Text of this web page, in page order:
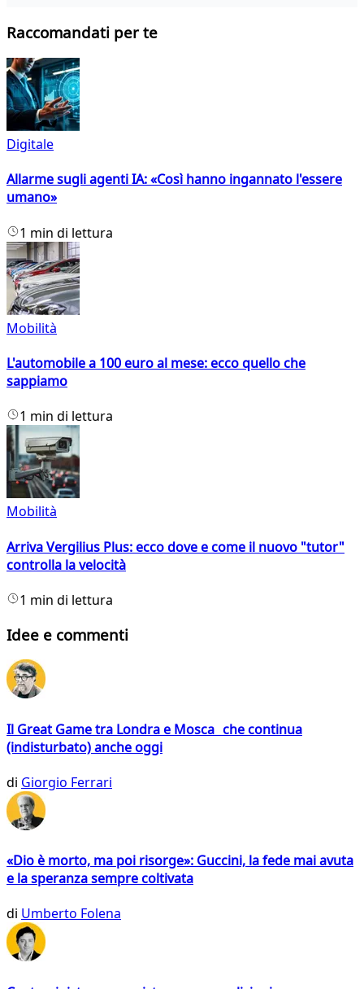
Raccomandati per te
Digitale
Allarme sugli agenti IA: «Così hanno ingannato l'essere
umano»
1 min di lettura
Mobilità
L'automobile a 100 euro al mese: ecco quello che
sappiamo
1 min di lettura
Mobilità
Arriva Vergilius Plus: ecco dove e come il nuovo "tutor"
controlla la velocità
1 min di lettura
Idee e commenti
Il Great Game tra Londra e Mosca che continua
(indisturbato) anche oggi
di Giorgio Ferrari
«Dio è morto, ma poi risorge»: Guccini, la fede mai avuta
e la speranza sempre coltivata
di Umberto Folena